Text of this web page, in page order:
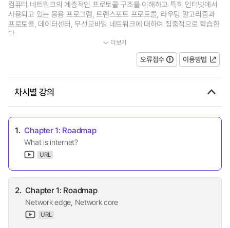
컴퓨터 네트워크의 계층적인 프로토콜 구조를 이해하고 특히 인터넷에서
사용되고 있는 응용 프로그램, 트랜스포트 프로토콜, 라우팅 알고리즘과
프로토콜, 데이터센터, 무선모바일 네트워크에 대하여 집중적으로 학습한
다.
더보기
오류접수 이용방법
차시별 강의
1. Chapter 1: Roadmap
What is internet?
URL
2. Chapter 1: Roadmap
Network edge, Network core
URL